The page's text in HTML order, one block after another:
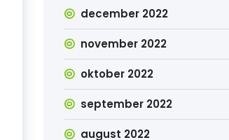
december 2022
november 2022
oktober 2022
september 2022
august 2022